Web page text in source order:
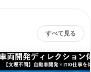
すべて見る